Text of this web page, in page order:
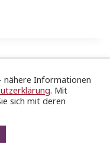
Stuttgart St.
nähere Informationen
. Mit
sich mit deren